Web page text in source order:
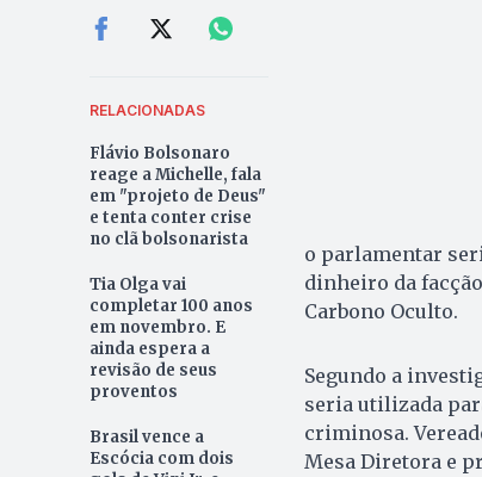
RELACIONADAS
Flávio Bolsonaro
reage a Michelle, fala
em "projeto de Deus"
e tenta conter crise
no clã bolsonarista
Tia Olga vai
completar 100 anos
em novembro. E
ainda espera a
revisão de seus
proventos
Brasil vence a
Escócia com dois
o parlamentar
dinheiro da
Carbono Oculto.
Segundo a
seria utilizada
criminosa.
Mesa Diretora e